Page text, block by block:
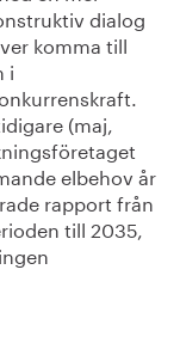
dialog
komma till
i
(maj,
elbehov år
rapport från
till 2035,